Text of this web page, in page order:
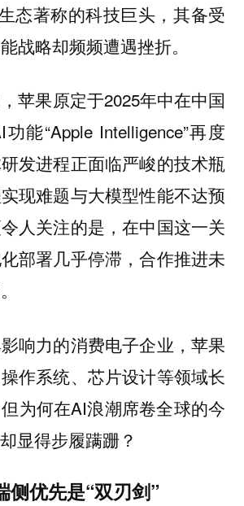
态著称的科技巨头，其备受
战略却频频遭遇挫折。
苹果原定于2025年中在中国
能“Apple Intelligence”再度
发进程正面临严峻的技术瓶
现难题与大模型性能不达预
人关注的是，在中国这一关
部署几乎停滞，合作推进未
响力的消费电子企业，苹果
作系统、芯片设计等领域长
为何在AI浪潮席卷全球的今
显得步履蹒跚？
侧优先是“双刃剑”